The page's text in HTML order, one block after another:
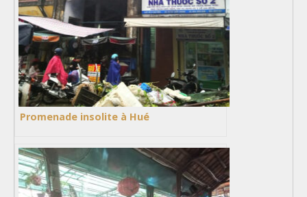
Promenade insolite à Hué